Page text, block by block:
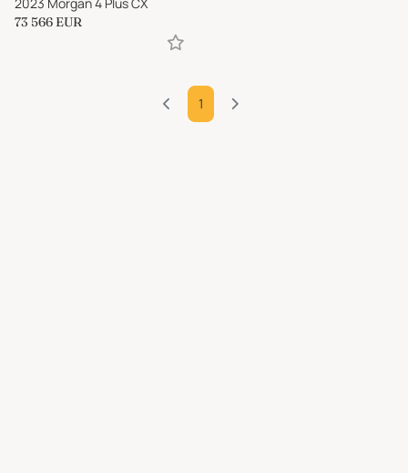
73 566 EUR
1